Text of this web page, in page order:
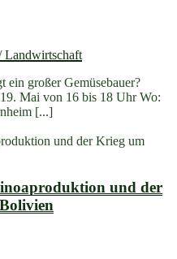
Landwirtschaft
ein großer Gemüsebauer?
Mai von 16 bis 18 Uhr Wo:
[...]
und der